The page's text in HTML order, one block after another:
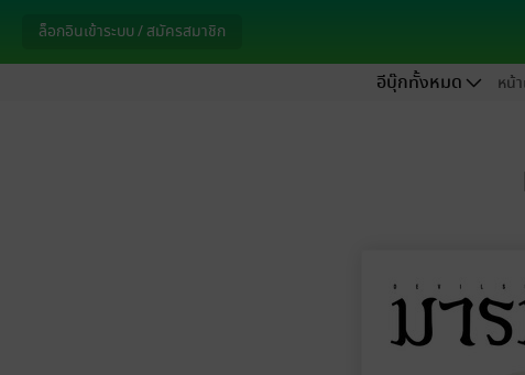
ล็อกอินเข้าระบบ / สมัครสมาชิก
อีบุ๊กทั้งหมด หน้